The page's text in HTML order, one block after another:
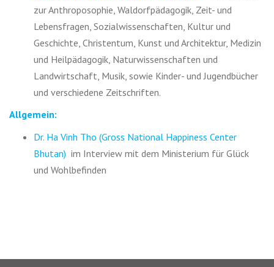
zur Anthroposophie, Waldorfpädagogik, Zeit- und
Lebensfragen, Sozialwissenschaften, Kultur und
Geschichte, Christentum, Kunst und Architektur, Medizin
und Heilpädagogik, Naturwissenschaften und
Landwirtschaft, Musik, sowie Kinder- und Jugendbücher
und verschiedene Zeitschriften.
Allgemein:
Dr. Ha Vinh Tho (Gross National Happiness Center
Bhutan) im Interview mit dem Ministerium für Glück
und Wohlbefinden